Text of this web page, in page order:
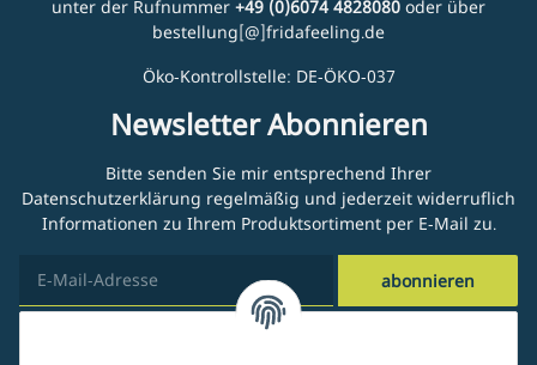
unter der Rufnummer +49 (0)6074 4828080 oder über
bestellung[@]fridafeeling.de
Öko-Kontrollstelle: DE-ÖKO-037
Newsletter Abonnieren
Bitte senden Sie mir entsprechend Ihrer
Datenschutzerklärung regelmäßig und jederzeit widerruflich
Informationen zu Ihrem Produktsortiment per E-Mail zu.
abonnieren